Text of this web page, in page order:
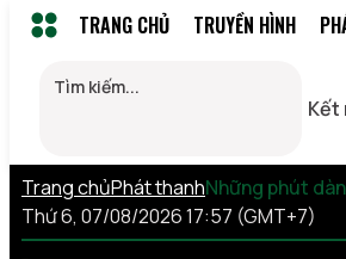
TRANG CHỦ TRUYỀN HÌNH
Kết
Trang chủPhát thanhNhững phút
Thứ 6, 07/08/2026 17:57 (GMT+7)